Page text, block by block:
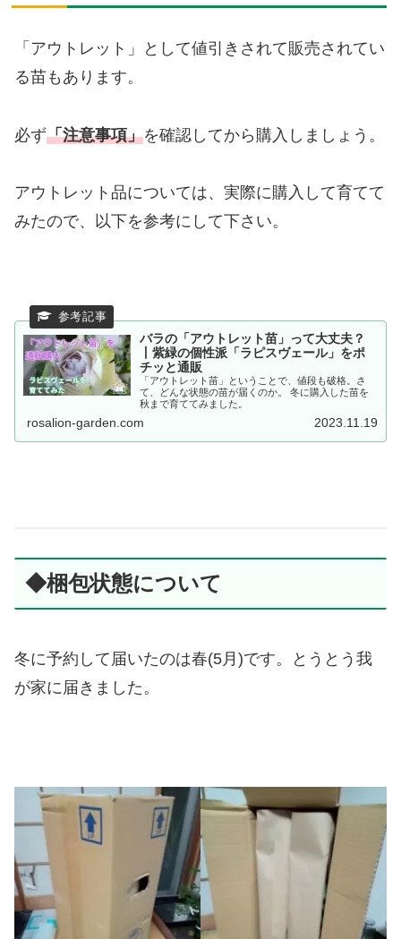
「アウトレット」として値引きされて販売されてい
る苗もあります。
必ず「注意事項」を確認してから購入しましょう。
アウトレット品については、実際に購入して育てて
みたので、以下を参考にして下さい。
バラの「アウトレット苗」って大丈夫？
丨紫緑の個性派「ラピスヴェール」をポ
チッと通販
「アウトレット苗」ということで、値段も破格。さ
て、どんな状態の苗が届くのか。 冬に購入した苗を
秋まで育ててみました。
rosalion-garden.com 2023.11.19
◆梱包状態について
冬に予約して届いたのは春(5月)です。とうとう我
が家に届きました。